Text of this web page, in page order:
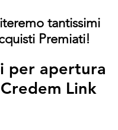
tantissimi
Premiati!
per apertura
Link